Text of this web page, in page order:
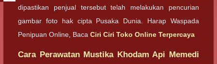
dipastikan penjual tersebut telah melakukan pencurian
gambar foto hak cipta Pusaka Dunia. Harap Waspada
Penipuan Online, Baca Ciri Ciri Toko Online Terpercaya
Cara Perawatan Mustika Khodam Api Memedi